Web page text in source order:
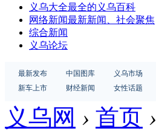
义乌大全最全的义乌百科
网络新闻最新新闻、社会聚焦
综合新闻
义乌论坛
最新发布 中国图库 义乌市场
新车上市
财经新闻 女性话题
义乌网 › 首页 ›